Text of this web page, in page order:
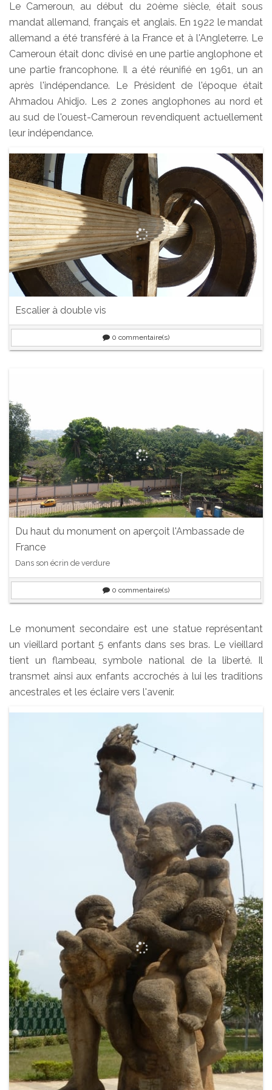
Le Cameroun, au début du 20ème siècle, était sous
mandat allemand, français et anglais. En 1922 le mandat
allemand a été transféré à la France et à l'Angleterre. Le
Cameroun était donc divisé en une partie anglophone et
une partie francophone. Il a été réunifié en 1961, un an
après l'indépendance. Le Président de l'époque était
Ahmadou Ahidjo. Les 2 zones anglophones au nord et
au sud de l'ouest-Cameroun revendiquent actuellement
leur indépendance.
Escalier à double vis
0 commentaire(s)
Du haut du monument on aperçoit l'Ambassade de
France
Dans son écrin de verdure
0 commentaire(s)
Le monument secondaire est une statue représentant
un vieillard portant 5 enfants dans ses bras. Le vieillard
tient un flambeau, symbole national de la liberté. Il
transmet ainsi aux enfants accrochés à lui les traditions
ancestrales et les éclaire vers l'avenir.